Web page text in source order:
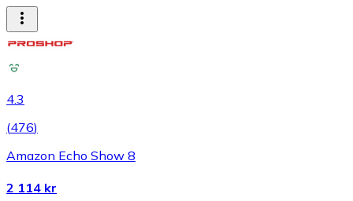
4.3
(476)
Amazon Echo Show 8
2 114 kr